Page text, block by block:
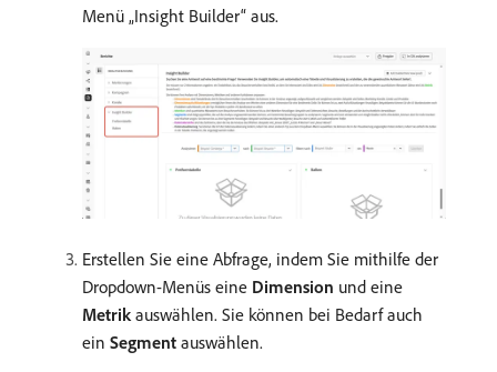
Menü „Insight Builder“ aus.
Erstellen Sie eine Abfrage, indem Sie mithilfe der
Dropdown-Menüs eine Dimension und eine
Metrik auswählen. Sie können bei Bedarf auch
ein Segment auswählen.